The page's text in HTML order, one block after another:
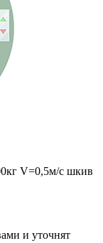
V=0,5м/с шкив
и уточнят